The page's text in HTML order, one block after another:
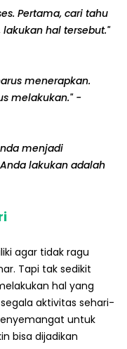
Pertama, cari tahu
hal tersebut."
menerapkan.
melakukan." -
menjadi
lakukan adalah
agar tidak ragu
Tapi tak sedikit
hal yang
aktivitas sehari-
untuk
bisa dijadikan